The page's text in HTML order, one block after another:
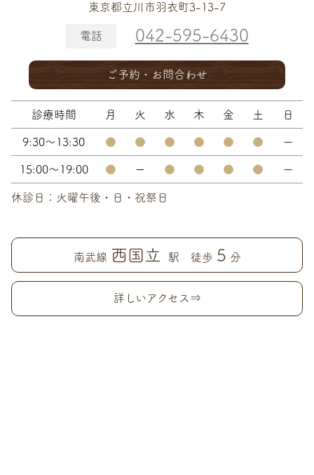
東京都立川市羽衣町3-13-7
電話 042-595-6430
ご予約・お問合わせ
診療時間 月 火 水 木 金 土 日
9:30～13:30 ● ● ● ● ● ● ー
15:00～19:00 ● ー ● ● ● ● ー
休診日：火曜午後・日・祝祭日
南武線 西国立 駅 徒歩 5 分
詳しいアクセス⇒